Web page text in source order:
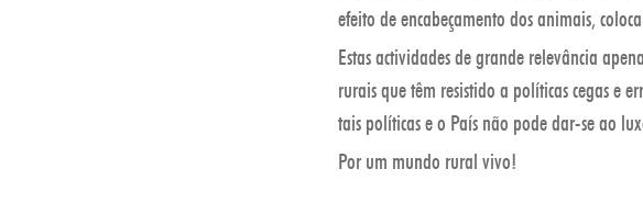
efeito de encabeçamento dos animais,
Estas actividades de grande relevância
rurais que têm resistido a políticas cegas e
tais políticas e o País não pode dar-se ao
Por um mundo rural vivo!